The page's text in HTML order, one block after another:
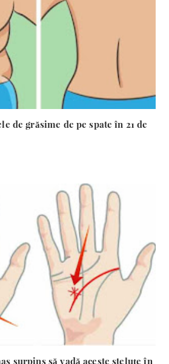
de grăsime de pe spate în 21 de
surpins să vadă aceste steluțe în